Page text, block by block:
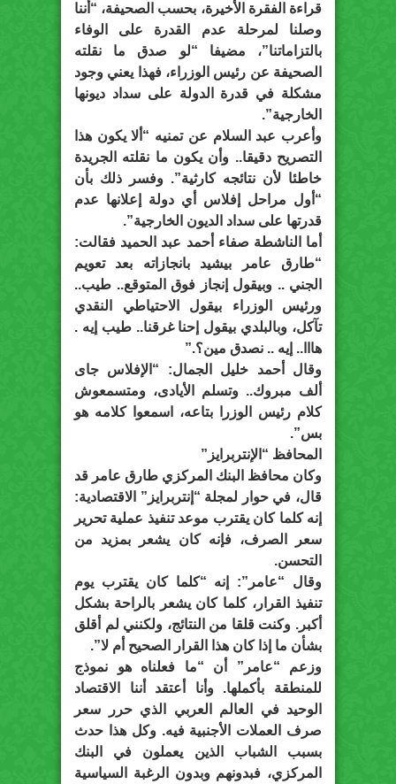
قراءة الفقرة الأخيرة، بحسب الصحيفة، “أننا
وصلنا لمرحلة عدم القدرة على الوفاء
بالتزاماتنا”، مضيفا “لو صدق ما نقلته
الصحيفة عن رئيس الوزراء، فهذا يعني وجود
مشكلة في قدرة الدولة على سداد ديونها
الخارجية”.
وأعرب عبد السلام عن تمنيه “ألا يكون هذا
التصريح دقيقا.. وأن يكون ما نقلته الجريدة
خاطئا لأن نتائجه كارثية”. وفسر ذلك بأن
“أول مراحل إفلاس أي دولة إعلانها عدم
قدرتها على سداد الديون الخارجية”.
أما الناشطة صفاء أحمد عبد الحميد فقالت:
“طارق عامر بيشيد بانجازاته بعد تعويم
الجني .. وبيقول إنجاز فوق المتوقع.. طيب..
ورئيس الوزراء بيقول الاحتياطي النقدي
تآكل، وبالبلدي بيقول إحنا غرقنا.. طيب إيه .
هااا.. إيه .. نصدق مين؟.”
وقال أحمد خليل الجمال: “الإفلاس جاى
ألف مبروك.. وتسلم الأيادى، ومتسمعوش
كلام رئيس الوزرا بتاعه، اسمعوا كلامه هو
بس”.
المحافظ “الإنتربرايز”
وكان محافظ البنك المركزي طارق عامر قد
قال، في حوار لمجلة “إنتربرايز” الاقتصادية:
إنه كلما كان يقترب موعد تنفيذ عملية تحرير
سعر الصرف، فإنه كان يشعر بمزيد من
التحسن.
وقال “عامر”: إنه “كلما كان يقترب يوم
تنفيذ القرار، كلما كان يشعر بالراحة بشكل
أكبر. وكنت قلقا من النتائج، ولكنني لم أقلق
بشأن ما إذا كان هذا القرار الصحيح أم لا”.
وزعم “عامر” أن “ما فعلناه هو نموذج
للمنطقة بأكملها. وأنا أعتقد أننا الاقتصاد
الوحيد في العالم العربي الذي حرر سعر
صرف العملات الأجنبية فيه. وكل هذا حدث
بسبب الشباب الذين يعملون في البنك
المركزي، فبدونهم وبدون الرغبة السياسية